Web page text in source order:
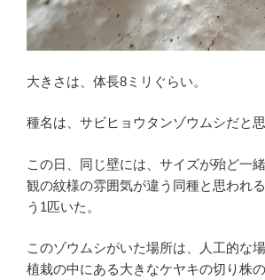
大きさは、体長8ミリぐらい。
種名は、サビヒョウタンゾウムシだと
この日、同じ壁には、サイズが殆ど一
観の紋様の雰囲気が違う同種と思われ
う1匹いた。
このゾウムシがいた場所は、人工的な
植栽の中にある大きなケヤキの切り株